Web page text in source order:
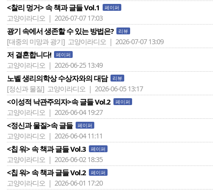
<찰리 멍거> 속 책과 글들 Vol.1 페이퍼
고양이라디오 | 2026-07-07 17:03
광기 속에서 생존할 수 있는 방법은? 리뷰
[대중의 미망과 광기] 고양이라디오 | 2026-07-07 13:09
저 결혼합니다! 페이퍼
고양이라디오 | 2026-06-25 13:49
노벨 생리의학상 수상자와의 대담 리뷰
[정신과 물질] 고양이라디오 | 2026-06-05 13:17
<이성적 낙관주의자>속 글들 Vol.2 페이퍼
고양이라디오 | 2026-06-04 19:27
<정신과 물질>속 글들 페이퍼
고양이라디오 | 2026-06-04 11:11
<칩 워> 속 책과 글들 Vol.3 페이퍼
고양이라디오 | 2026-06-02 18:35
<칩 워> 속 책과 글들 Vol.2 페이퍼
고양이라디오 | 2026-06-01 17:20